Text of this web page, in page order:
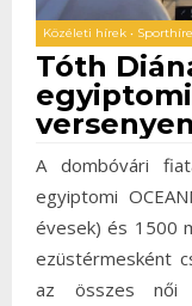
Közéleti hírek •
Tóth
egyiptomi
versenyen
A dombóvári
egyiptomi
évesek) és 1500
ezüstérmesként
az összes női